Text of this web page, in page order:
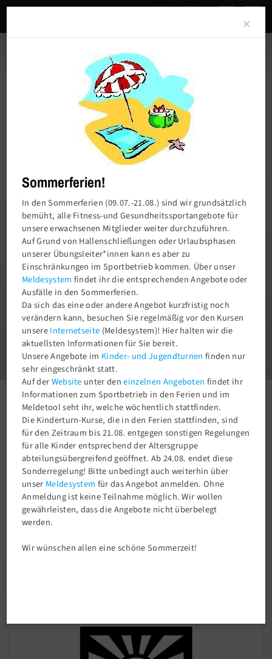
Charlottenburger Turn- und Sportverein von
1858 e.V.
1 3
Aktuelles Newsroom
News aus dem TSV58 und den Abteilungen
×
Sommerferien!
In den Sommerferien (09.07.-21.08.) sind wir grundsätzlich
bemüht, alle Fitness-und Gesundheitssportangebote für
unsere erwachsenen Mitglieder weiter durchzuführen.
Auf Grund von Hallenschließungen oder Urlaubsphasen
unserer Übungsleiter*innen kann es aber zu
Einschränkungen im Sportbetrieb kommen. Über unser
Meldesystem findet ihr die entsprechenden Angebote oder
Ausfälle in den Sommerferien.
Da sich das eine oder andere Angebot kurzfristig noch
verändern kann, besuchen Sie regelmäßig vor den Kursen
unsereInternetseite (Meldesystem)! Hier halten wir die
aktuellsten Informationen für Sie bereit.
Unsere Angebote im Kinder- und Jugendturnen finden nur
sehr eingeschränkt statt.
Auf derWebsite unter deneinzelnen Angeboten findet ihr
Informationen zum Sportbetrieb in den Ferien und im
Meldetool seht ihr, welche wöchentlich stattfinden.
Die Kinderturn-Kurse, die in den Ferien stattfinden, sind
für den Zeitraum bis 21.08. entgegen sonstigen Regelungen
für alle Kinder entsprechend der Altersgruppe
abteilungsübergreifend geöffnet. Ab 24.08. endet diese
Sonderregelung! Bitte unbedingt auch weiterhin über
unser Meldesystem für das Angebot anmelden. Ohne
Anmeldung ist keine Teilnahme möglich. Wir wollen
gewährleisten, dass die Angebote nicht überbelegt
werden.
Wir wünschen allen eine schöne Sommerzeit!